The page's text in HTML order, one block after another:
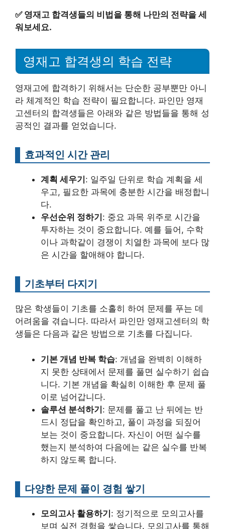
✅ 영재고 합격생들의 비법을 통해 나만의 전략을 세
워보세요.
영재고 합격생의 학습 전략
영재고에 합격하기 위해서는 단순한 공부뿐만 아니
라 체계적인 학습 전략이 필요합니다. 파인만 영재
고센터의 합격생들은 아래와 같은 방법들을 통해 성
공적인 결과를 얻었습니다.
효과적인 시간 관리
계획 세우기 : 일주일 단위로 학습 계획을 세
우고, 필요한 과목에 충분한 시간을 배정합니
다.
우선순위 정하기 : 중요 과목 위주로 시간을
투자하는 것이 중요합니다. 예를 들어, 수학
이나 과학같이 경쟁이 치열한 과목에 보다 많
은 시간을 할애해야 합니다.
기초부터 다지기
많은 학생들이 기초를 소홀히 하여 문제를 푸는 데
어려움을 겪습니다. 따라서 파인만 영재고센터의 학
생들은 다음과 같은 방법으로 기초를 다집니다.
기본 개념 반복 학습: 개념을 완벽히 이해하
지 못한 상태에서 문제를 풀면 실수하기 쉽습
니다. 기본 개념을 확실히 이해한 후 문제 풀
이로 넘어갑니다.
솔루션 분석하기: 문제를 풀고 난 뒤에는 반
드시 정답을 확인하고, 풀이 과정을 되짚어
보는 것이 중요합니다. 자신이 어떤 실수를
했는지 분석하여 다음에는 같은 실수를 반복
하지 않도록 합니다.
다양한 문제 풀이 경험 쌓기
모의고사 활용하기: 정기적으로 모의고사를
보며 실전 경험을 쌓습니다. 모의고사를 통해